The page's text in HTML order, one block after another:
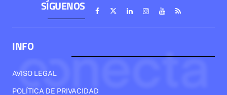
SÍGUENOS
INFO
AVISO LEGAL
POLÍTICA DE PRIVACIDAD